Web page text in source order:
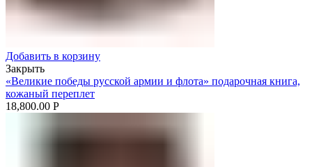
Добавить в корзину
Закрыть
«Великие победы русской армии и флота» подарочная книга,
кожаный переплет
18,800.00 Р